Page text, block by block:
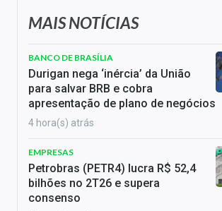
MAIS NOTÍCIAS
BANCO DE BRASÍLIA
Durigan nega ‘inércia’ da União
para salvar BRB e cobra
apresentação de plano de negócios
4 hora(s) atrás
EMPRESAS
Petrobras (PETR4) lucra R$ 52,4
bilhões no 2T26 e supera
consenso